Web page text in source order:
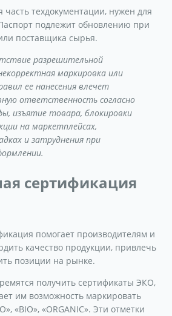
техдокументации, нужен для
подлежит обновлению при
поставщика сырья.
разрешительной
маркировка или
ее нанесения влечет
ответственность согласно
изъятие товара, блокировки
на маркетплейсах,
и затруднения при
сертификация
помогает производителям и
качество продукции, привлечь
позиции на рынке.
получить сертификаты ЭКО,
им возможность маркировать
«BIO», «ORGANIC». Эти отметки